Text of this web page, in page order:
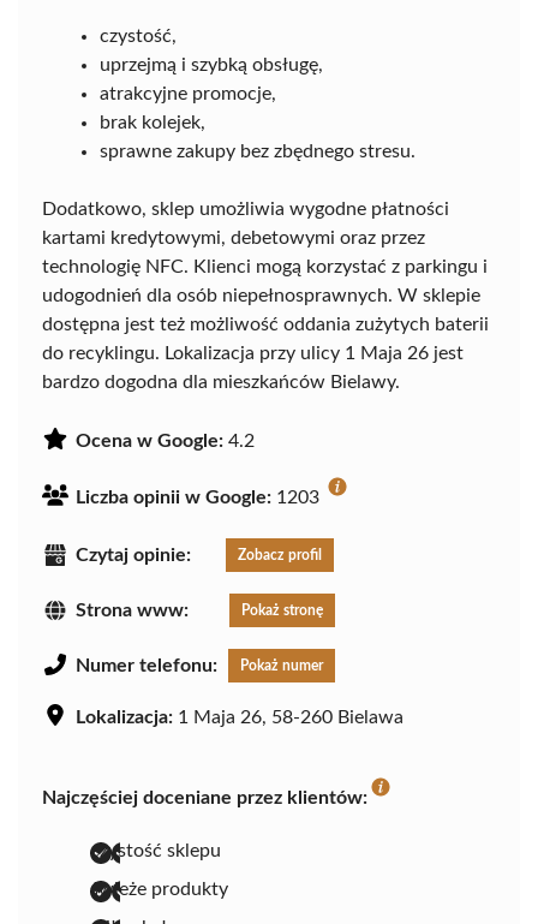
czystość,
uprzejmą i szybką obsługę,
atrakcyjne promocje,
brak kolejek,
sprawne zakupy bez zbędnego stresu.
Dodatkowo, sklep umożliwia wygodne płatności
kartami kredytowymi, debetowymi oraz przez
technologię NFC. Klienci mogą korzystać z parkingu i
udogodnień dla osób niepełnosprawnych. W sklepie
dostępna jest też możliwość oddania zużytych baterii
do recyklingu. Lokalizacja przy ulicy 1 Maja 26 jest
bardzo dogodna dla mieszkańców Bielawy.
Ocena w Google: 4.2
Liczba opinii w Google: 1203
Czytaj opinie: Zobacz profil
Strona www: Pokaż stronę
Numer telefonu: Pokaż numer
Lokalizacja: 1 Maja 26, 58-260 Bielawa
Najczęściej doceniane przez klientów:
czystość sklepu
świeże produkty